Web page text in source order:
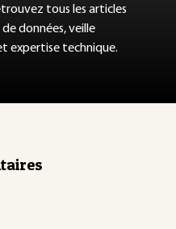
tous les articles
données, veille
expertise technique.